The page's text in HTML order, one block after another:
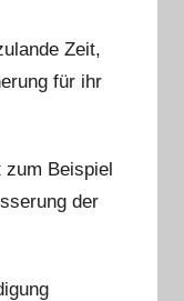
Zeit,
für ihr
zum Beispiel
der